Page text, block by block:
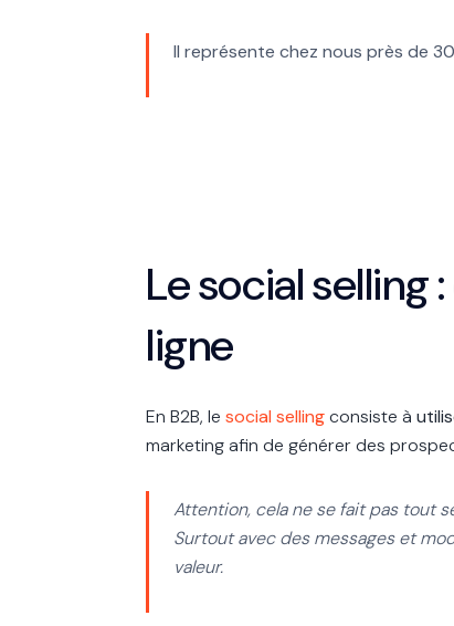
Il représente chez nous près de
Le social selling
ligne
En B2B, le social sellingconsiste à
marketing afin de générer des
Attention, cela ne se fait pas tout
Surtout avec des messages et
valeur.